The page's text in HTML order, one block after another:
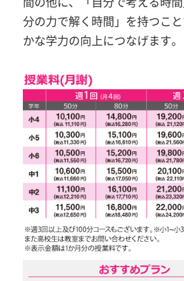
分の力で解く時間」を持つこ
かな学力の向上につなげます。